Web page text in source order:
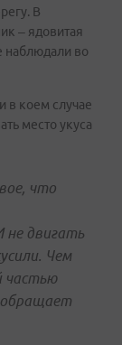
В
– ядовитая
наблюдали во
в коем случае
место укуса
что
не двигать
Чем
частью
обращает